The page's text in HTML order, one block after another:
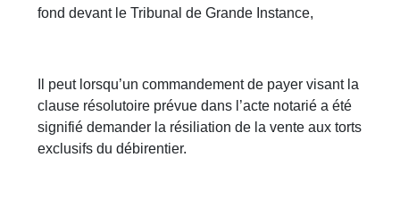
fond devant le Tribunal de Grande Instance,
Il peut lorsqu’un commandement de payer visant la
clause résolutoire prévue dans l’acte notarié a été
signifié demander la résiliation de la vente aux torts
exclusifs du débirentier.